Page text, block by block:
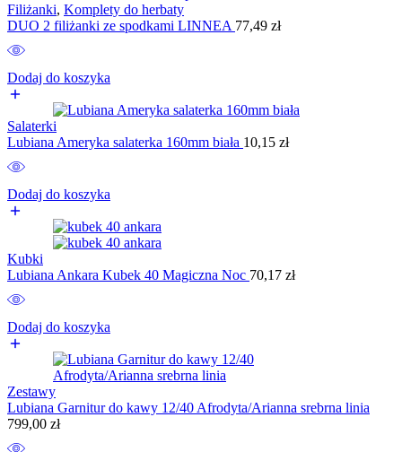
Filiżanki, Komplety do herbaty
DUO 2 filiżanki ze spodkami LINNEA 77,49 zł
Dodaj do koszyka
Salaterki
Lubiana Ameryka salaterka 160mm biała 10,15 zł
Dodaj do koszyka
Kubki
Lubiana Ankara Kubek 40 Magiczna Noc 70,17 zł
Dodaj do koszyka
Zestawy
Lubiana Garnitur do kawy 12/40 Afrodyta/Arianna srebrna linia
799,00 zł